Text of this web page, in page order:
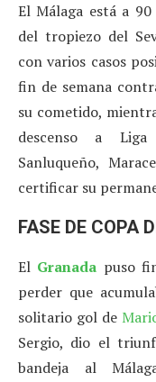
El Málaga está a
del tropiezo del
con varios casos
fin de semana
su cometido,
descenso a
Sanluqueño,
certificar su
FASE DE COPA
El Granada puso
perder que
solitario gol de
Sergio, dio el
bandeja al